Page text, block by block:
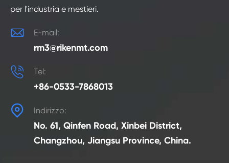
per l'industria e mestieri.
 E-mail:
rm3@rikenmt.com
 Tel:
+86-0533-7868013
 Indirizzo:
No. 61, Qinfen Road, Xinbei District,
Changzhou, Jiangsu Province, China.